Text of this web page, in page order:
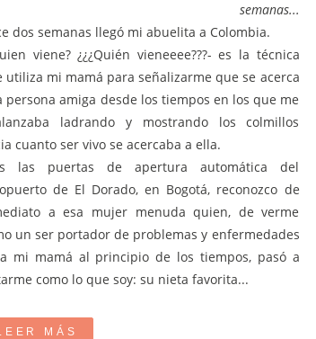
semanas...
dos semanas llegó mi abuelita a Colombia.
viene? ¿¿¿Quién vieneeee???- es la técnica
utiliza mi mamá para señalizarme que se acerca
persona amiga desde los tiempos en los que me
ladrando y mostrando los colmillos
cuanto ser vivo se acercaba a ella.
las puertas de apertura automática del
de El Dorado, en Bogotá, reconozco de
a esa mujer menuda quien, de verme
un ser portador de problemas y enfermedades
mi mamá al principio de los tiempos, pasó a
como lo que soy: su nieta favorita...
MÁS